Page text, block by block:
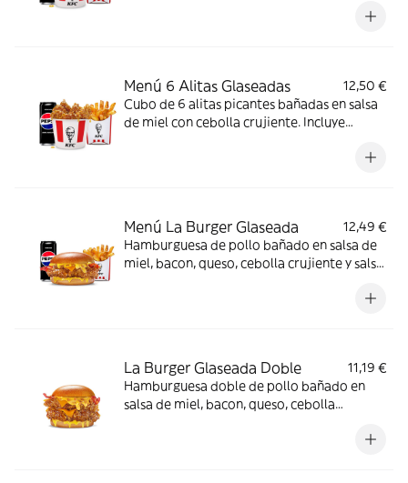
Menú 6 Alitas Glaseadas
12,50 €
Cubo de 6 alitas picantes bañadas en salsa
de miel con cebolla crujiente. Incluye
Menú La Burger Glaseada
12,49 €
Hamburguesa de pollo bañado en salsa de
miel, bacon, queso, cebolla crujiente y salsa
La Burger Glaseada Doble
11,19 €
Hamburguesa doble de pollo bañado en
salsa de miel, bacon, queso, cebolla